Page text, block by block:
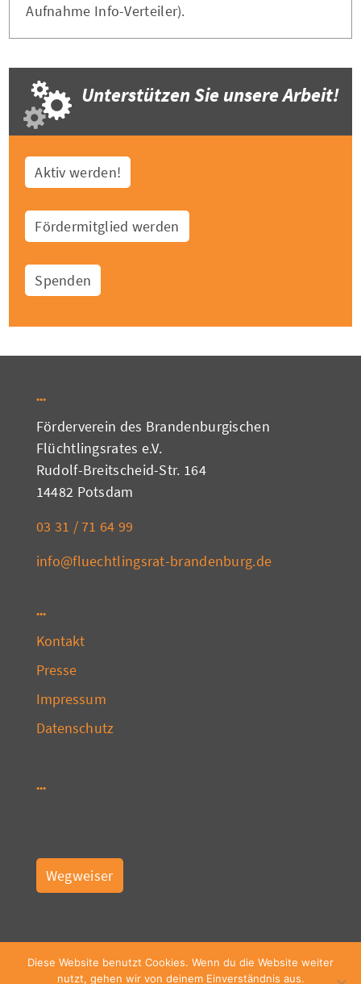
Aufnahme Info-Verteiler).
Unterstützen Sie unsere Arbeit!
Aktiv werden!
Fördermitglied werden
Spenden
Förderverein des Brandenburgischen
Flüchtlingsrates e.V.
Rudolf-Breitscheid-Str. 164
14482 Potsdam
03 31 / 71 64 99
info@fluechtlingsrat-brandenburg.de
Kontakt
Presse
Impressum
Datenschutz
Wegweiser
Diese Website benutzt Cookies. Wenn du die Website weiter
nutzt, gehen wir von deinem Einverständnis aus.